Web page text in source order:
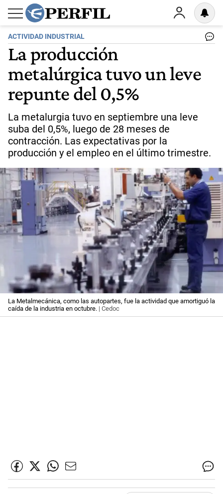
ACTIVIDAD INDUSTRIAL
La producción
metalúrgica tuvo un leve
repunte del 0,5%
La metalurgia tuvo en septiembre una leve
suba del 0,5%, luego de 28 meses de
contracción. Las expectativas por la
producción y el empleo en el último trimestre.
La Metalmecánica, como las autopartes, fue la actividad que amortiguó la
caída de la industria en octubre. | Cedoc